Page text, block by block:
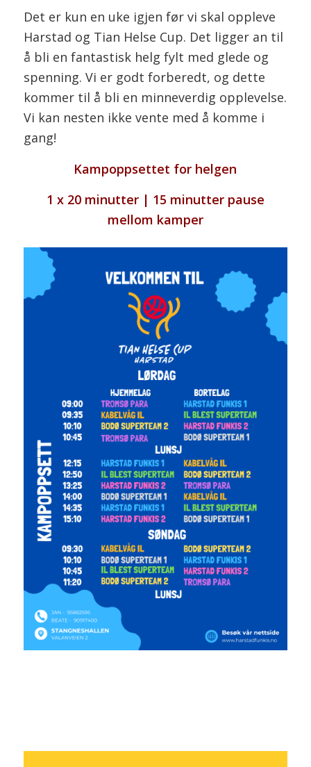
Det er kun en uke igjen før vi skal oppleve
Harstad og Tian Helse Cup. Det ligger an til
å bli en fantastisk helg fylt med glede og
spenning. Vi er godt forberedt, og dette
kommer til å bli en minneverdig opplevelse.
Vi kan nesten ikke vente med å komme i
gang!
Kampoppsettet for helgen
1 x 20 minutter | 15 minutter pause
mellom kamper